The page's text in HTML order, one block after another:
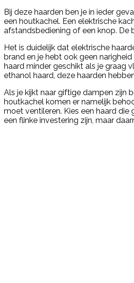
Bij deze haarden ben je in ieder
een houtkachel. Een elektrische
afstandsbediening of een knop. De
Het is duidelijk dat elektrische
brand en je hebt ook geen
haard minder geschikt als je graag
ethanol haard, deze haarden
Als je kijkt naar giftige dampen zijn
houtkachel komen er namelijk
moet ventileren. Kies een haard die
een flinke investering zijn, maar